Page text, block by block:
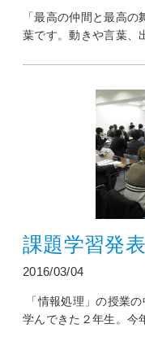
「最高の仲間と最高
葉です。動きや言葉、
課題学習発
2016/03/04
「情報処理」の授業
学んできた２年生。今